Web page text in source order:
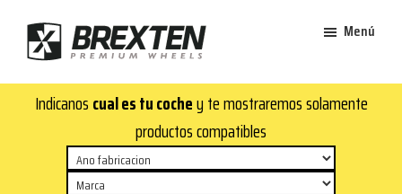
contenido
principal
de
página
Brexten
aluminio
premium
¡En
Brexten.com
encontrarás
Menú
Indicanos cual es tu cochey te mostraremos solamente
productos compatibles